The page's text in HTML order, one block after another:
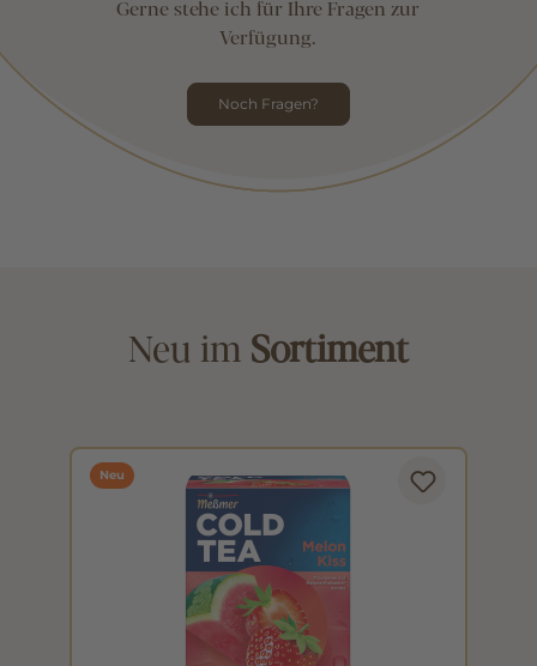
Gerne stehe ich für Ihre Fragen zur
Verfügung.
Noch Fragen?
Neu im Sortiment
Neu